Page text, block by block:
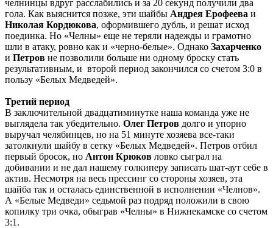
челнинцы вдруг расслабились и за 20 секунд получили два
гола. Как выяснится позже, эти шайбы Андрея Ерофеева и
Николая Кордюкова, оформившего дубль, и решат исход
поединка. Но «Челны» еще не теряли надежды и грамотно
шли в атаку, ровно как и «черно-белые». Однако Захарченко
и Петров не позволили больше ни одному броску стать
результативным, и второй период закончился со счетом 3:0 в
пользу «Белых Медведей».
Третий период
В заключительной двадцатиминутке наша команда уже не
выглядела так убедительно. Олег Петров долго и упорно
выручал челябинцев, но на 51 минуте хозяева все-таки
затолкнули шайбу в сетку «Белых Медведей». Петров отбил
первый бросок, но Антон Крюков ловко сыграл на
добивании и не дал нашему голкиперу записать шат-аут себе в
актив. Несмотря на весь прессинг со стороны хозяев, эта
шайба так и осталась единственной в исполнении «Челнов».
А «Белые Медведи» седьмой раз подряд положили в свою
копилку три очка, обыграв «Челны» в Нижнекамске со счетом
3:1.